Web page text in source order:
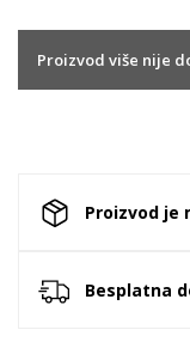
Proizvod više nije
Proizvod je
Besplatna